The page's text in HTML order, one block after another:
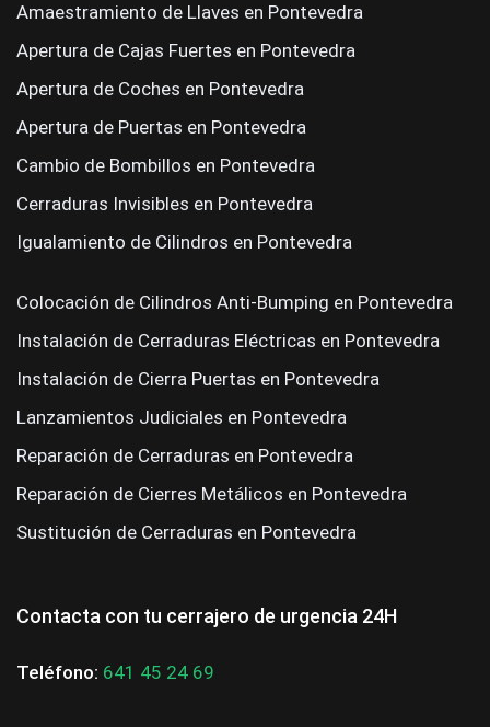
Amaestramiento de Llaves en Pontevedra
Apertura de Cajas Fuertes en Pontevedra
Apertura de Coches en Pontevedra
Apertura de Puertas en Pontevedra
Cambio de Bombillos en Pontevedra
Cerraduras Invisibles en Pontevedra
Igualamiento de Cilindros en Pontevedra
Colocación de Cilindros Anti-Bumping en Pontevedra
Instalación de Cerraduras Eléctricas en Pontevedra
Instalación de Cierra Puertas en Pontevedra
Lanzamientos Judiciales en Pontevedra
Reparación de Cerraduras en Pontevedra
Reparación de Cierres Metálicos en Pontevedra
Sustitución de Cerraduras en Pontevedra
Contacta con tu cerrajero de urgencia 24H
Teléfono: 641 45 24 69